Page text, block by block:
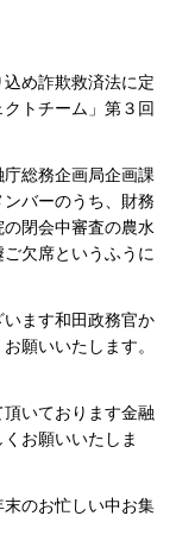
め詐欺救済法に定
トチーム」第３回
総務企画局企画課
バーのうち、財務
閉会中審査の農水
欠席というふうに
ます和田政務官か
願いいたします。
いております金融
お願いいたしま
のお忙しい中お集